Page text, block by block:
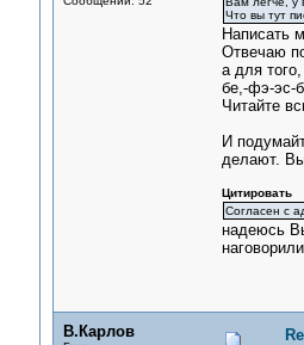
Что вы тут
Написать
Отвечаю
а для
бе,-фэ-эс-
Читайте
И
делают.
Цитировать
Согласен с
надеюсь
В.Карлов